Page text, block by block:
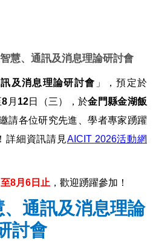
慧、通訊及消息理論研討會
及消息理論研討會 」，預定於
8 月 12日（三），於金門縣金湖飯
請各位研究先進、學者專家踴躍
詳細資訊請見AICIT 2026活動網
8月6日止 ，歡迎踴躍參加！
、通訊及消息理論
討會